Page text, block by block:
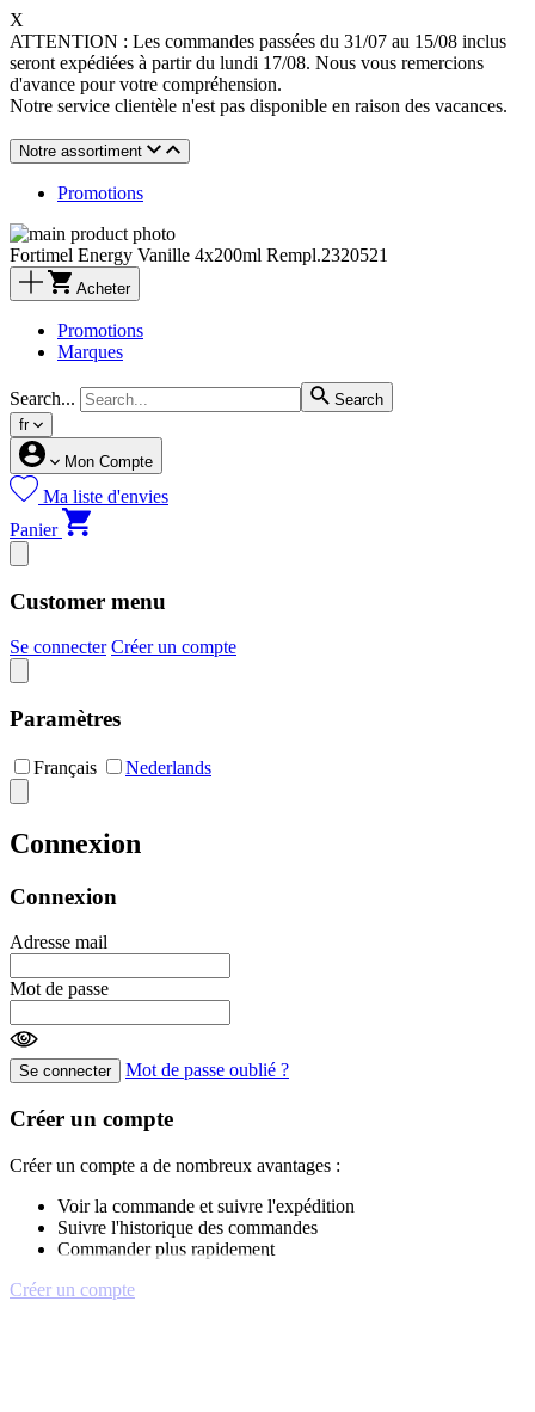
X
ATTENTION : Les commandes passées du 31/07 au 15/08 inclus
seront expédiées à partir du lundi 17/08. Nous vous remercions
d'avance pour votre compréhension.
Notre service clientèle n'est pas disponible en raison des vacances.
Notre assortiment
Promotions
Fortimel Energy Vanille 4x200ml Rempl.2320521
Acheter
Promotions
Marques
Search...
Search
fr
Mon Compte
Ma liste d'envies
Panier
Customer menu
Se connecter Créer un compte
Paramètres
Français Nederlands
Connexion
Connexion
Adresse mail
Mot de passe
Se connecter Mot de passe oublié ?
Créer un compte
Créer un compte a de nombreux avantages :
Voir la commande et suivre l'expédition
Suivre l'historique des commandes
Commander plus rapidement
Créer un compte